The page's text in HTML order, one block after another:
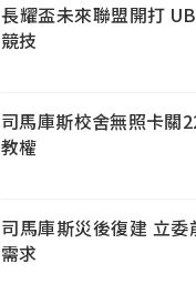
長耀盃未來聯盟開打
競技
司馬庫斯校舍無照卡關
教權
司馬庫斯災後復建 立委
需求